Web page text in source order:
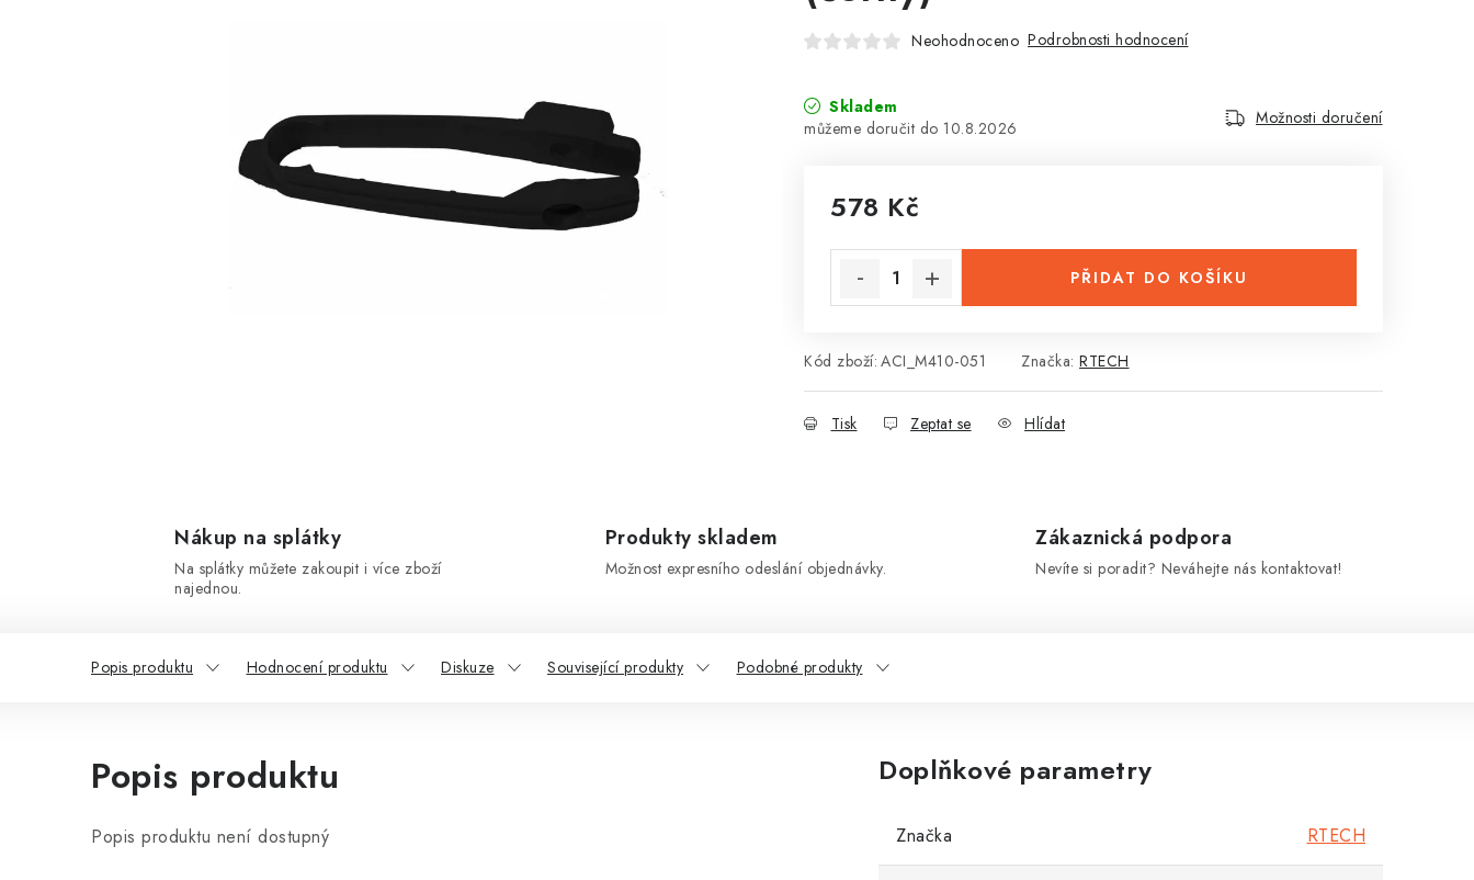
Neohodnoceno Podrobnosti hodnocení
Skladem
10.8.2026
Možnosti doručení
578 Kč
PŘIDAT DO KOŠÍKU
Kód zboží: ACI_M410-051 Značka: RTECH
Tisk Zeptat se Hlídat
Nákup na splátky
Na splátky můžete zakoupit i více zboží
najednou.
Produkty skladem
Možnost expresního odeslání objednávky.
Zákaznická podpora
Nevíte si poradit? Neváhejte nás kontaktovat!
Popis produktu Hodnocení produktu Diskuze Související produkty Podobné produkty
Popis produktu
Popis produktu není dostupný
Doplňkové parametry
Značka RTECH